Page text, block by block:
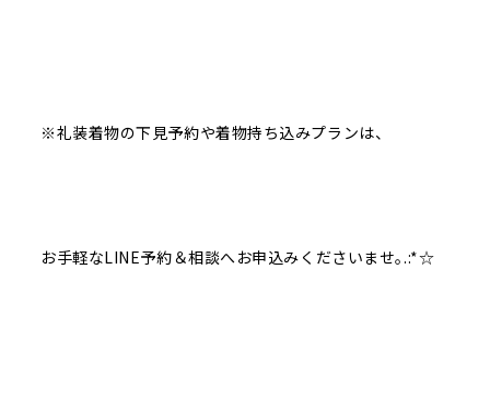
※礼装着物の下見予約や着物持ち込みプランは、
お手軽なLINE予約＆相談へお申込みくださいませ｡.:*☆